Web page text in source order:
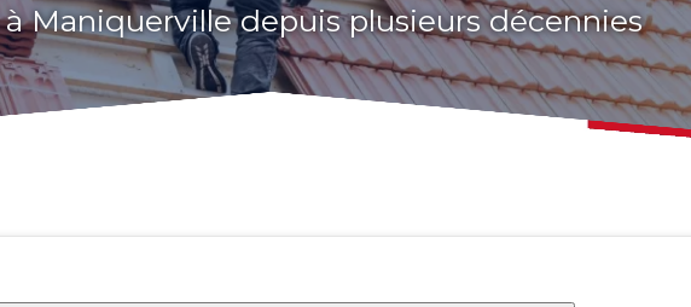
Maniquerville depuis plusieurs décennies